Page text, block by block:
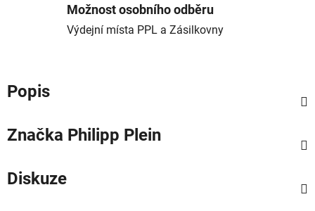
Možnost osobního odběru
Výdejní místa PPL a Zásilkovny
Popis
Značka Philipp Plein
Diskuze